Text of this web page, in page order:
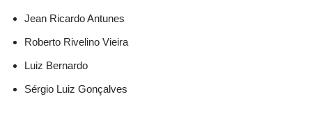
Jean Ricardo Antunes​
Roberto Rivelino Vieira​
Luiz Bernardo​
Sérgio Luiz Gonçalves​